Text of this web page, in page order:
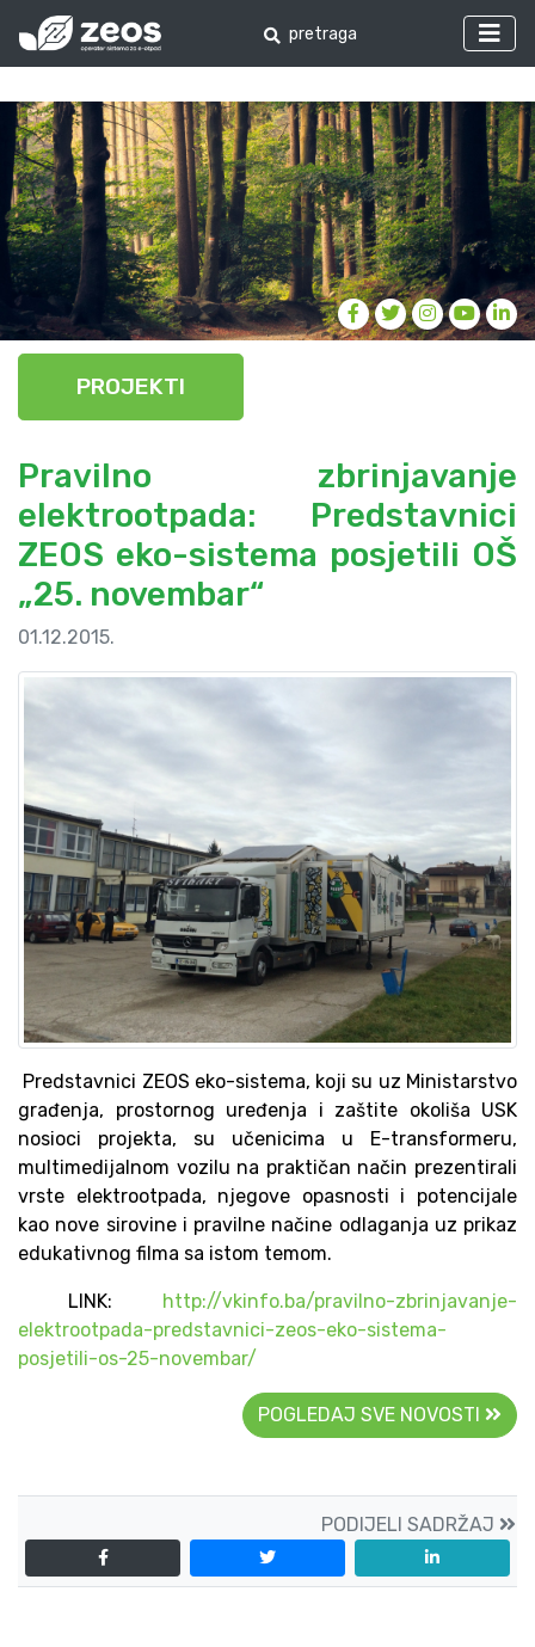
PROJEKTI
Pravilno zbrinjavanje
elektrootpada: Predstavnici
ZEOS eko-sistema posjetili OŠ
„25. novembar“
01.12.2015.
Predstavnici ZEOS eko-sistema, koji su uz Ministarstvo
građenja, prostornog uređenja i zaštite okoliša USK
nosioci projekta, su učenicima u E-transformeru,
multimedijalnom vozilu na praktičan način prezentirali
vrste elektrootpada, njegove opasnosti i potencijale
kao nove sirovine i pravilne načine odlaganja uz prikaz
edukativnog filma sa istom temom.
LINK: http://vkinfo.ba/pravilno-zbrinjavanje-
elektrootpada-predstavnici-zeos-eko-sistema-
posjetili-os-25-novembar/
POGLEDAJ SVE NOVOSTI
PODIJELI SADRŽAJ